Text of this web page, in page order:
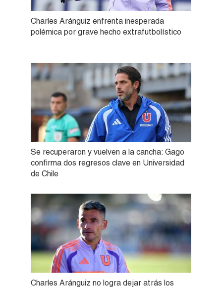
Charles Aránguiz enfrenta inesperada
polémica por grave hecho extrafutbolístico
Se recuperaron y vuelven a la cancha: Gago
confirma dos regresos clave en Universidad
de Chile
Charles Aránguiz no logra dejar atrás los